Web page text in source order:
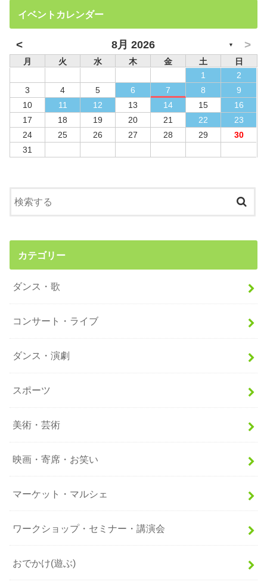
イベントカレンダー
< 8月 2026 ▼ >
月 火 水 木 金 土
日
1
2
3
4 5 6 7 8
9
10
11 12 13 14 15
16
17
18 19 20 21 22
23
24
25 26 27 28 29
30
31
カテゴリー
ダンス・歌
コンサート・ライブ
ダンス・演劇
スポーツ
美術・芸術
映画・寄席・お笑い
マーケット・マルシェ
ワークショップ・セミナー・講演会
おでかけ(遊ぶ)